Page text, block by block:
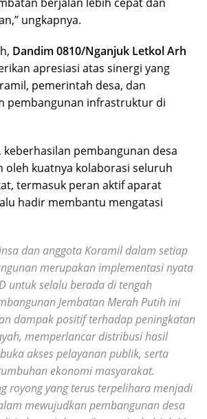
ungkapnya.
Dandim 0810/Nganjuk Letkol Arh
apresiasi atas sinergi yang
pemerintah desa, dan
pembangunan infrastruktur di
pembangunan desa
oleh kuatnya kolaborasi seluruh
termasuk peran aktif aparat
hadir membantu mengatasi
dan anggota Koramil dalam setiap
merupakan implementasi nyata
untuk selalu berada di tengah
Jembatan Merah Putih ini
dampak positif terhadap peningkatan
memperlancar distribusi hasil
akses pelayanan publik, serta
ekonomi masyarakat.
royong yang terus terpelihara menjadi
mewujudkan pembangunan desa